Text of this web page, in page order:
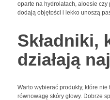
oparte na hydrolatach, aloesie czy
dodają objętości i lekko unoszą
Składniki,
działają
Warto wybierać produkty, które
równowagę skóry głowy. Dobrze